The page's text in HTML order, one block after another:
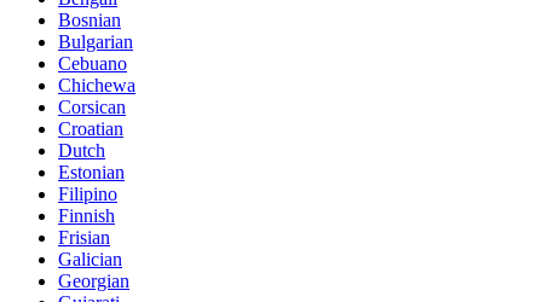
Bosnian
Bulgarian
Cebuano
Chichewa
Corsican
Croatian
Dutch
Estonian
Filipino
Finnish
Frisian
Galician
Georgian